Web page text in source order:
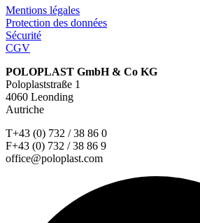
Mentions légales
Protection des données
Sécurité
CGV
POLOPLAST GmbH & Co KG
Poloplaststraße 1
4060 Leonding
Autriche
T+43 (0) 732 / 38 86 0
F+43 (0) 732 / 38 86 9
office@poloplast.com